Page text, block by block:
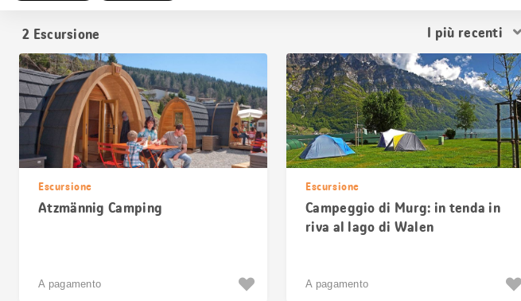
2 Escursione
Ordina
risultati
Escursione
Atzmännig Camping
A pagamento
Escursione
Campeggio di Murg: in tenda in
riva al lago di Walen
A pagamento